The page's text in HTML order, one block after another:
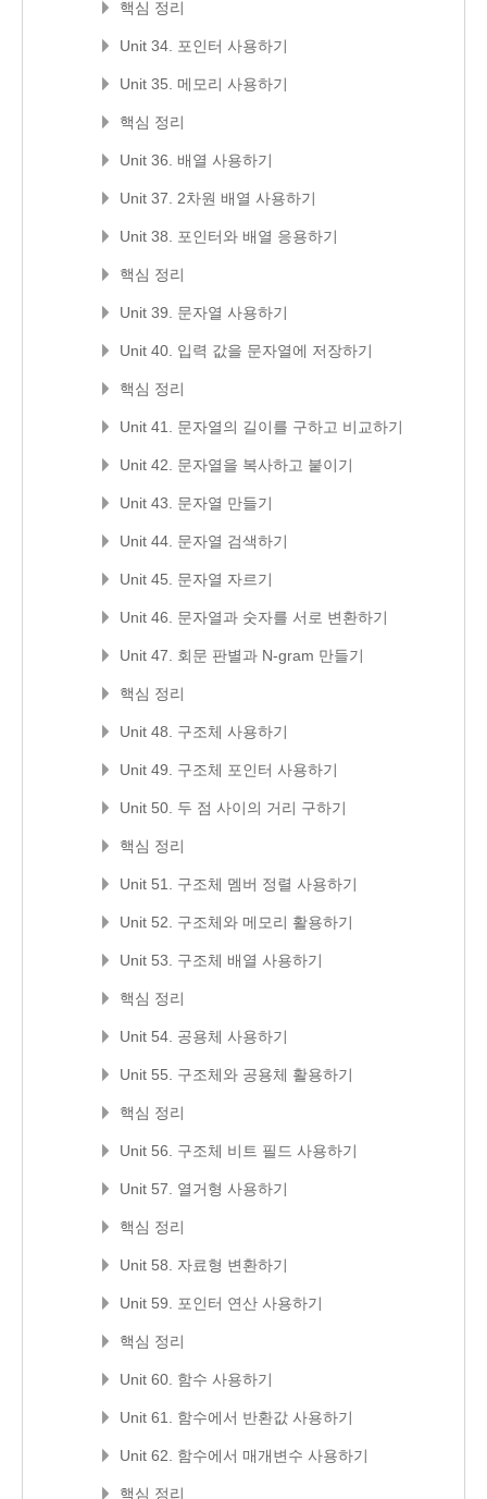
핵심 정리
Unit 34. 포인터 사용하기
Unit 35. 메모리 사용하기
핵심 정리
Unit 36. 배열 사용하기
Unit 37. 2차원 배열 사용하기
Unit 38. 포인터와 배열 응용하기
핵심 정리
Unit 39. 문자열 사용하기
Unit 40. 입력 값을 문자열에 저장하기
핵심 정리
Unit 41. 문자열의 길이를 구하고 비교하기
Unit 42. 문자열을 복사하고 붙이기
Unit 43. 문자열 만들기
Unit 44. 문자열 검색하기
Unit 45. 문자열 자르기
Unit 46. 문자열과 숫자를 서로 변환하기
Unit 47. 회문 판별과 N-gram 만들기
핵심 정리
Unit 48. 구조체 사용하기
Unit 49. 구조체 포인터 사용하기
Unit 50. 두 점 사이의 거리 구하기
핵심 정리
Unit 51. 구조체 멤버 정렬 사용하기
Unit 52. 구조체와 메모리 활용하기
Unit 53. 구조체 배열 사용하기
핵심 정리
Unit 54. 공용체 사용하기
Unit 55. 구조체와 공용체 활용하기
핵심 정리
Unit 56. 구조체 비트 필드 사용하기
Unit 57. 열거형 사용하기
핵심 정리
Unit 58. 자료형 변환하기
Unit 59. 포인터 연산 사용하기
핵심 정리
Unit 60. 함수 사용하기
Unit 61. 함수에서 반환값 사용하기
Unit 62. 함수에서 매개변수 사용하기
핵심 정리